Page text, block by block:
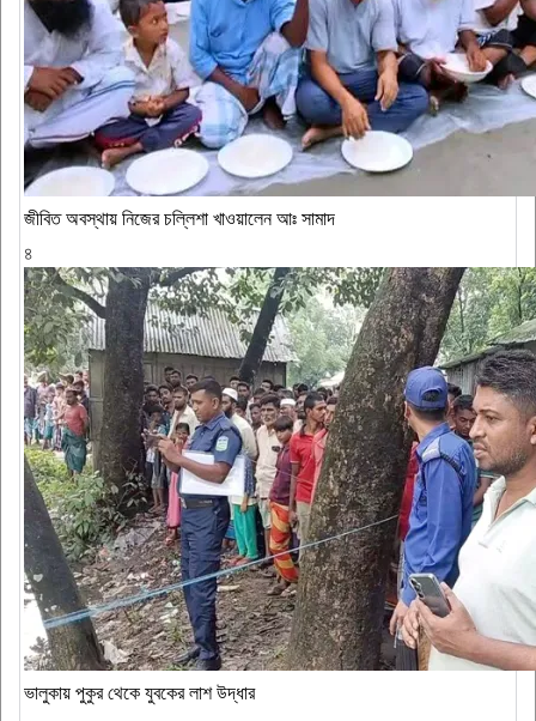
জীবিত অবস্থায় নিজের চল্লিশা খাওয়ালেন আঃ সামাদ
৪
ভালুকায় পুকুর থেকে যুবকের লাশ উদ্ধার